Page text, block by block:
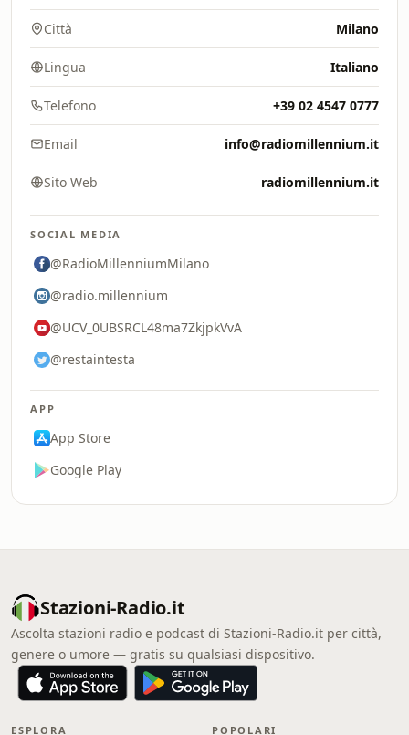
Città Milano
Lingua Italiano
Telefono +39 02 4547 0777
Email info@radiomillennium.it
Sito Web radiomillennium.it
SOCIAL MEDIA
@RadioMillenniumMilano
@radio.millennium
@UCV_0UBSRCL48ma7ZkjpkVvA
@restaintesta
APP
App Store
Google Play
Stazioni-Radio.it
Ascolta stazioni radio e podcast di Stazioni-Radio.it per città,
genere o umore — gratis su qualsiasi dispositivo.
ESPLORA POPOLARI